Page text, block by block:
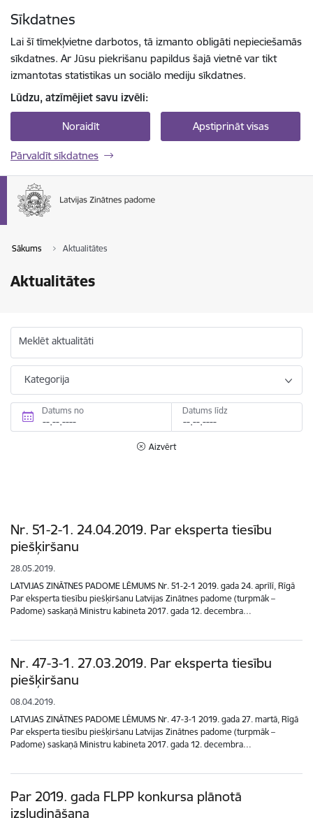
Sīkdatnes
Lai šī tīmekļvietne darbotos, tā izmanto obligāti nepieciešamās
sīkdatnes. Ar Jūsu piekrišanu papildus šajā vietnē var tikt
izmantotas statistikas un sociālo mediju sīkdatnes.
Lūdzu, atzīmējiet savu izvēli:
Noraidīt Apstiprināt visas
Pārvaldīt sīkdatnes
Sākums Aktualitātes
Aktualitātes
Meklēt aktualitāti
Kategorija
Datums no Datums līdz
Aizvērt
Nr. 51-2-1. 24.04.2019. Par eksperta tiesību
piešķiršanu
28.05.2019.
LATVIJAS ZINĀTNES PADOME LĒMUMS Nr. 51-2-1 2019. gada 24. aprīlī, Rīgā
Par eksperta tiesību piešķiršanu Latvijas Zinātnes padome (turpmāk –
Padome) saskaņā Ministru kabineta 2017. gada 12. decembra…
Nr. 47-3-1. 27.03.2019. Par eksperta tiesību
piešķiršanu
08.04.2019.
LATVIJAS ZINĀTNES PADOME LĒMUMS Nr. 47-3-1 2019. gada 27. martā, Rīgā
Par eksperta tiesību piešķiršanu Latvijas Zinātnes padome (turpmāk –
Padome) saskaņā Ministru kabineta 2017. gada 12. decembra…
Par 2019. gada FLPP konkursa plānotā
izsludināšana